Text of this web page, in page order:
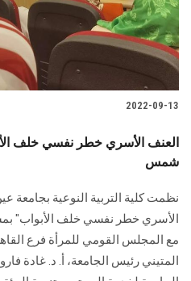
2022-09-13
شمس
نظمت كلية التربية النوعية
الأسري خطر نفسي خلف الأبواب"
مع المجلس القومي للمرأة فرع
المتيني رئيس الجامعة، أ. د. غادة